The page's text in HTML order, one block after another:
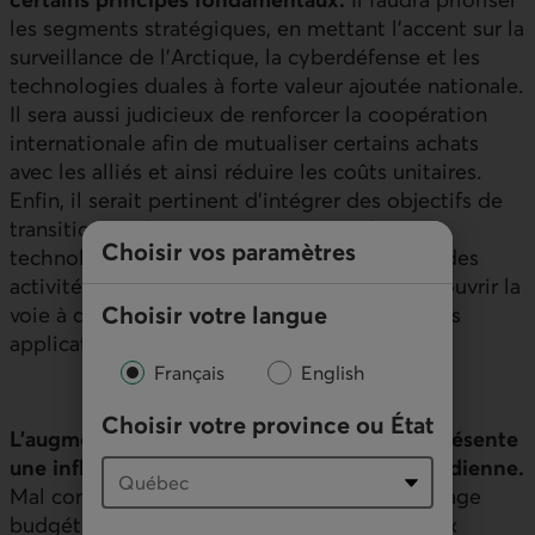
Choisir vos paramètres
Choisir votre langue
Français English
Choisir votre province ou État
les segments stratégiques, en mettant l’accent sur la
surveillance de l’Arctique, la cyberdéfense et les
technologies duales à forte valeur ajoutée nationale.
Il sera aussi judicieux de renforcer la coopération
internationale afin de mutualiser certains achats
avec les alliés et ainsi réduire les coûts unitaires.
Enfin, il serait pertinent d’intégrer des objectifs de
transition écologique en misant sur des
technologies réduisant l’empreinte carbone des
activités militaires, ce qui pourrait d’ailleurs ouvrir la
voie à des innovations carboneutres ayant des
applications civiles.
L’augmentation des dépenses militaires représente
une inflexion majeure pour l’économie canadienne.
Mal conçue, elle risque d’entraîner un gaspillage
budgétaire et de renforcer la dépendance aux